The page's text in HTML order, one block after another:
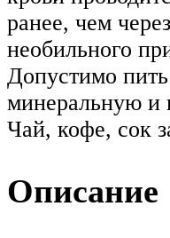
ранее, чем
необильного
Допустимо
минеральную и
Чай, кофе, сок
Описание